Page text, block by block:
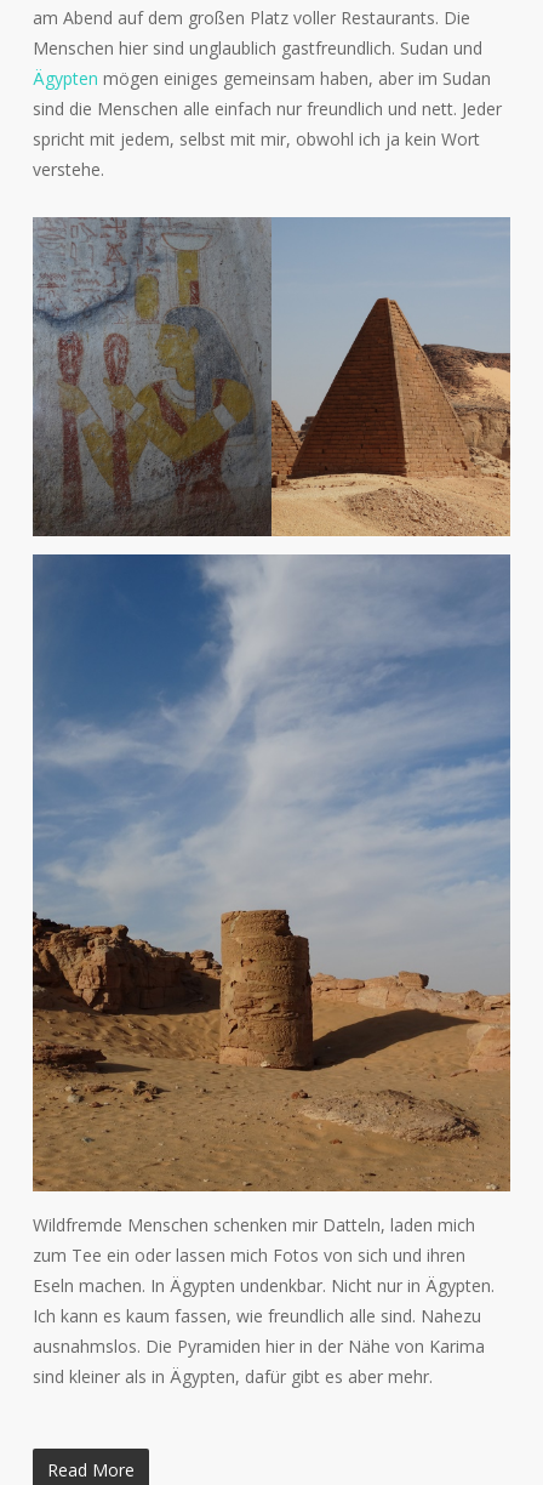
am Abend auf dem großen Platz voller Restaurants. Die
Menschen hier sind unglaublich gastfreundlich. Sudan und
Ägypten mögen einiges gemeinsam haben, aber im Sudan
sind die Menschen alle einfach nur freundlich und nett. Jeder
spricht mit jedem, selbst mit mir, obwohl ich ja kein Wort
verstehe.
Wildfremde Menschen schenken mir Datteln, laden mich
zum Tee ein oder lassen mich Fotos von sich und ihren
Eseln machen. In Ägypten undenkbar. Nicht nur in Ägypten.
Ich kann es kaum fassen, wie freundlich alle sind. Nahezu
ausnahmslos. Die Pyramiden hier in der Nähe von Karima
sind kleiner als in Ägypten, dafür gibt es aber mehr.
Read More